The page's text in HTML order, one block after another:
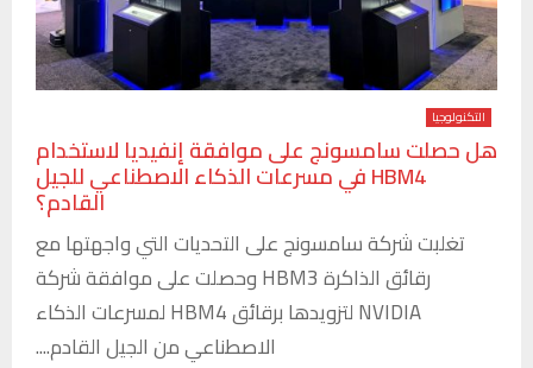
التكنولوجيا
هل حصلت سامسونج على موافقة إنفيديا لاستخدام
HBM4 في مسرعات الذكاء الاصطناعي للجيل
القادم؟
تغلبت شركة سامسونج على التحديات التي واجهتها مع
رقائق الذاكرة HBM3 وحصلت على موافقة شركة
NVIDIA لتزويدها برقائق HBM4 لمسرعات الذكاء
الاصطناعي من الجيل القادم....